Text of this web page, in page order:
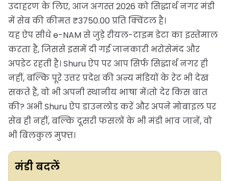
उदाहरण के लिए, आज अगस्त 2026 को सिद्धार्थ नगर मंडी
में सेब की कीमत ₹3750.00 प्रति क्विंटल है।
यह ऐप सीधे e-NAM से जुड़े रीयल-टाइम डेटा का इस्तेमाल
करता है, जिससे इसमें दी गई जानकारी भरोसेमंद और
अपडेट रहती है। Shuru ऐप पर आप सिर्फ सिद्धार्थ नगर ही
नहीं, बल्कि पूरे उत्तर प्रदेश की अन्य मंडियों के रेट भी देख
सकते हैं, वो भी अपनी स्थानीय भाषा में।तो देर किस बात
की? अभी Shuru ऐप डाउनलोड करें और अपने मोबाइल पर
सेब ही नहीं, बल्कि दूसरी फसलों के भी मंडी भाव जानें, वो
भी बिलकुल मुफ्त।
मंडी बदलें